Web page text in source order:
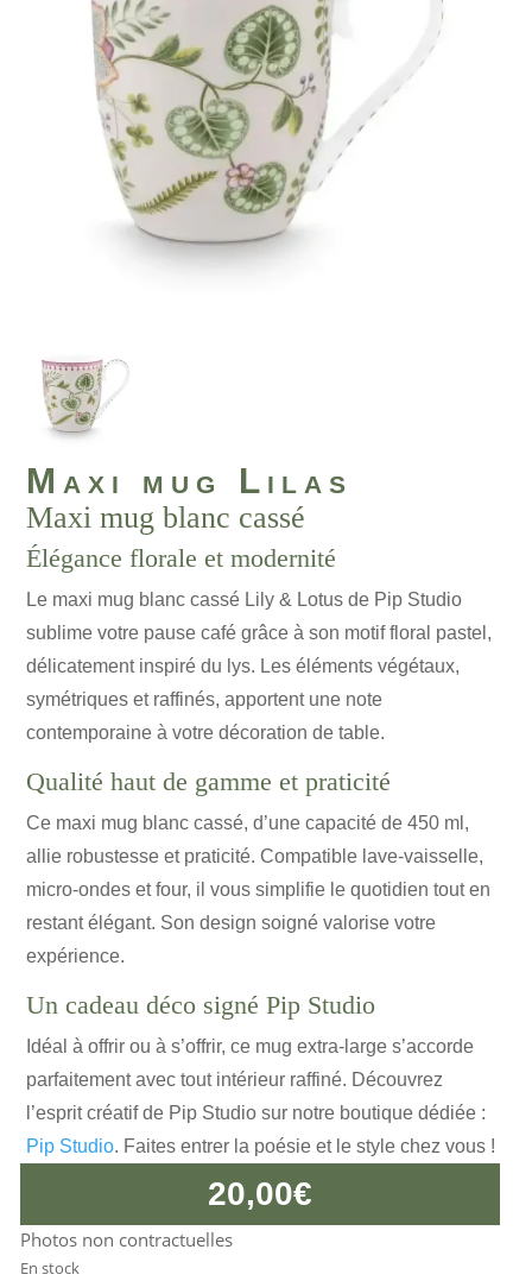
Maxi mug Lilas
Maxi mug blanc cassé
Élégance florale et modernité
Le maxi mug blanc cassé Lily & Lotus de Pip Studio
sublime votre pause café grâce à son motif floral pastel,
délicatement inspiré du lys. Les éléments végétaux,
symétriques et raffinés, apportent une note
contemporaine à votre décoration de table.
Qualité haut de gamme et praticité
Ce maxi mug blanc cassé, d’une capacité de 450 ml,
allie robustesse et praticité. Compatible lave-vaisselle,
micro-ondes et four, il vous simplifie le quotidien tout en
restant élégant. Son design soigné valorise votre
expérience.
Un cadeau déco signé Pip Studio
Idéal à offrir ou à s’offrir, ce mug extra-large s’accorde
parfaitement avec tout intérieur raffiné. Découvrez
l’esprit créatif de Pip Studio sur notre boutique dédiée :
Pip Studio. Faites entrer la poésie et le style chez vous !
20,00€
Photos non contractuelles
En stock